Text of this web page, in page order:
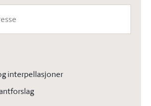
interpellasjoner